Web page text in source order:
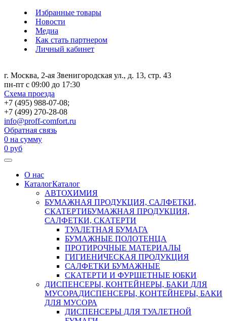
Избранные товары
Новости
Медиа
Как стать партнером
Личный кабинет
г. Москва, 2-ая Звенигородская ул., д. 13, стр. 43
пн-пт с 09:00 до 17:30
Схема проезда
+7 (495) 988-07-08;
+7 (499) 270-28-08
info@proff-comfort.ru
Обратная связь
0 на сумму
0 руб
О нас
КаталогКаталог
АВТОХИМИЯ
БУМАЖНАЯ ПРОДУКЦИЯ, САЛФЕТКИ,
СКАТЕРТИБУМАЖНАЯ ПРОДУКЦИЯ,
САЛФЕТКИ, СКАТЕРТИ
ТУАЛЕТНАЯ БУМАГА
БУМАЖНЫЕ ПОЛОТЕНЦА
ПРОТИРОЧНЫЕ МАТЕРИАЛЫ
ГИГИЕНИЧЕСКАЯ ПРОДУКЦИЯ
САЛФЕТКИ БУМАЖНЫЕ
СКАТЕРТИ И ФУРШЕТНЫЕ ЮБКИ
ДИСПЕНСЕРЫ, КОНТЕЙНЕРЫ, БАКИ ДЛЯ
МУСОРАДИСПЕНСЕРЫ, КОНТЕЙНЕРЫ, БАКИ
ДЛЯ МУСОРА
ДИСПЕНСЕРЫ ДЛЯ ТУАЛЕТНОЙ